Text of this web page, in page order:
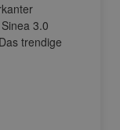
3.0
trendige